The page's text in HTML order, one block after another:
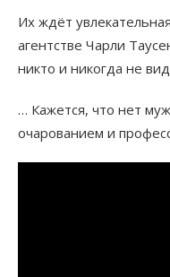
Их ждёт
агентстве Чарли
никто и никогда не
… Кажется, что нет
очарованием и